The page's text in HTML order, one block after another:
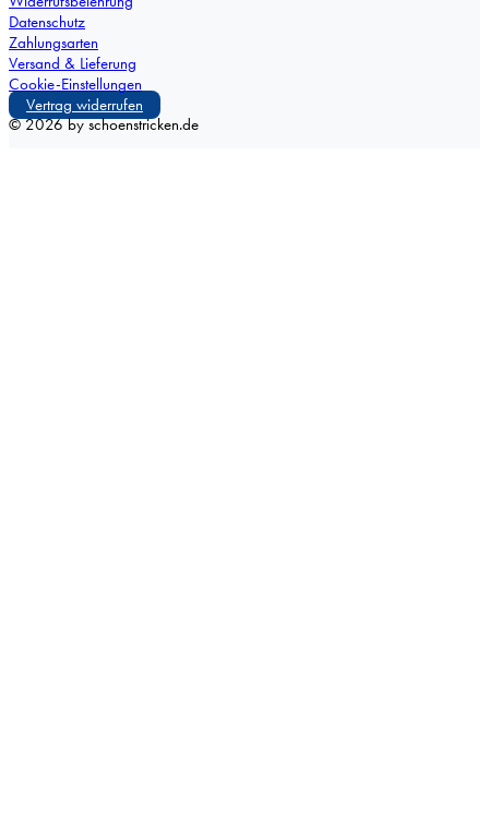
Datenschutz
Zahlungsarten
Versand & Lieferung
Cookie-Einstellungen
Vertrag widerrufen
© 2026 by schoenstricken.de